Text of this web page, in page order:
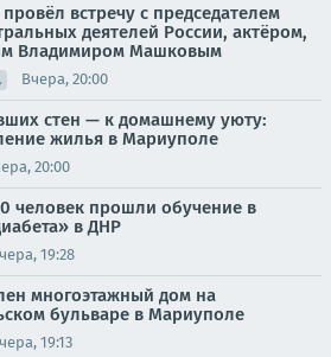
встречу с председателем
деятелей России, актёром,
Владимиром Машковым
Вчера, 20:00
стен — к домашнему уюту:
жилья в Мариуполе
20:00
человек прошли обучение в
в ДНР
19:28
многоэтажный дом на
бульваре в Мариуполе
19:13